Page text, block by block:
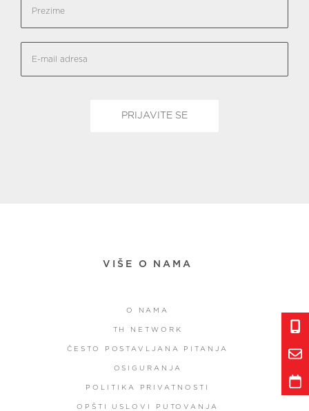
VIŠE O NAMA
O NAMA
TH NETWORK
ČESTO POSTAVLJANA PITANJA
OSIGURANJA
POLITIKA PRIVATNOSTI
OPŠTI USLOVI PUTOVANJA